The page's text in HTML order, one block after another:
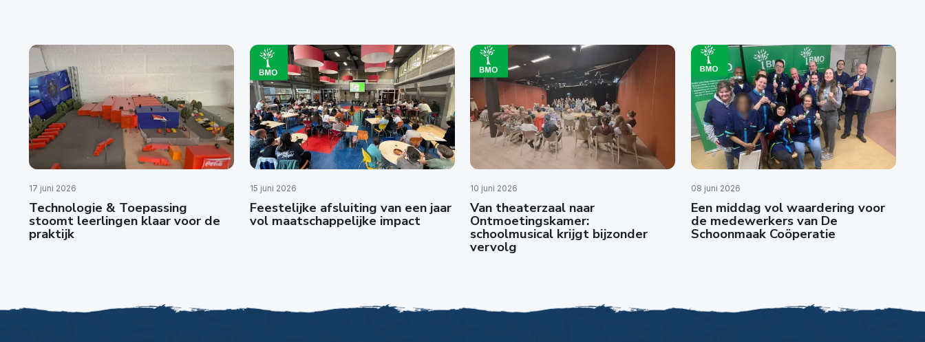
17 juni 2026
Technologie & Toepassing
stoomt leerlingen klaar voor de
praktijk
15 juni 2026
Feestelijke afsluiting van een jaar
vol maatschappelijke impact
10 juni 2026
Van theaterzaal naar
Ontmoetingskamer:
schoolmusical krijgt bijzonder
vervolg
08 juni 2026
Een middag vol waardering voor
de medewerkers van De
Schoonmaak Coöperatie